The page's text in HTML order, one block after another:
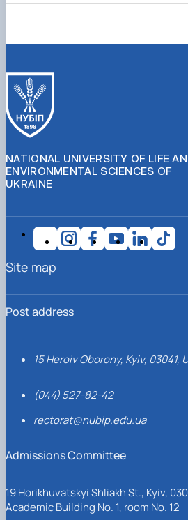
NATIONAL UNIVERSITY OF LIFE
ENVIRONMENTAL SCIENCES OF
UKRAINE
Post address
15 Heroiv Oborony, Kyiv, 03041,
(044) 527-82-42
rectorat@nubip.edu.ua
Admissions Committee
19 Horikhuvatskyi Shliakh St., Kyiv,
Academic Building No. 1, room No. 12
Site map